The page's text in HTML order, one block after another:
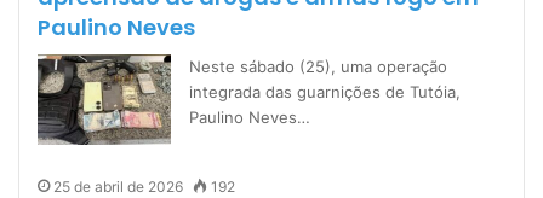
Paulino Neves
Neste sábado (25), uma operação
integrada das guarnições de Tutóia,
Paulino Neves…
25 de abril de 2026 192